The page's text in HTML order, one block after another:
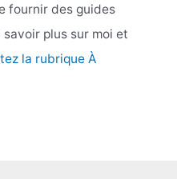
fournir des guides
plus sur moi et
la rubrique À